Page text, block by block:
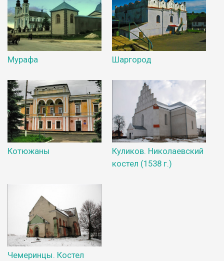
Мурафа Шаргород
Котюжаны
Куликов. Николаевский
костел (1538 г.)
Чемеринцы. Костел